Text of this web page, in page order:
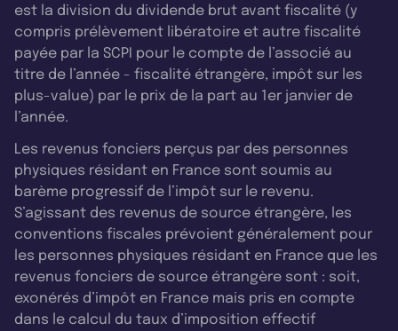
est la division du dividende brut avant fiscalité (y
compris prélèvement libératoire et autre fiscalité
payée par la SCPI pour le compte de l’associé au
titre de l’année - fiscalité étrangère, impôt sur les
plus-value) par le prix de la part au 1er janvier de
l’année.
Les revenus fonciers perçus par des personnes
physiques résidant en France sont soumis au
barème progressif de l’impôt sur le revenu.
S’agissant des revenus de source étrangère, les
conventions fiscales prévoient généralement pour
les personnes physiques résidant en France que les
revenus fonciers de source étrangère sont : soit,
exonérés d’impôt en France mais pris en compte
dans le calcul du taux d’imposition effectif